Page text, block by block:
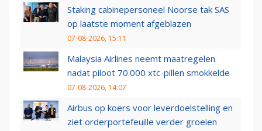
Staking cabinepersoneel Noorse tak SAS
op laatste moment afgeblazen
07-08-2026, 15:11
Malaysia Airlines neemt maatregelen
nadat piloot 70.000 xtc-pillen smokkelde
07-08-2026, 14:07
Airbus op koers voor leverdoelstelling en
ziet orderportefeuille verder groeien